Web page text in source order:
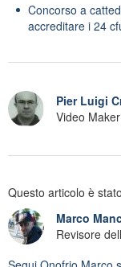
Concorso a
accreditare i 24
Pier Luigi
Video Maker
Questo articolo è
Marco
Revisore